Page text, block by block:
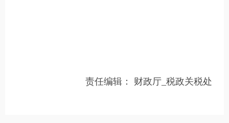
责任编辑： 财政厅_税政关税处